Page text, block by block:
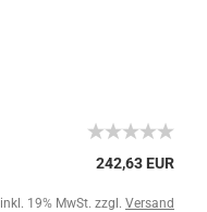
242,63 EUR
inkl. 19% MwSt. zzgl. Versand